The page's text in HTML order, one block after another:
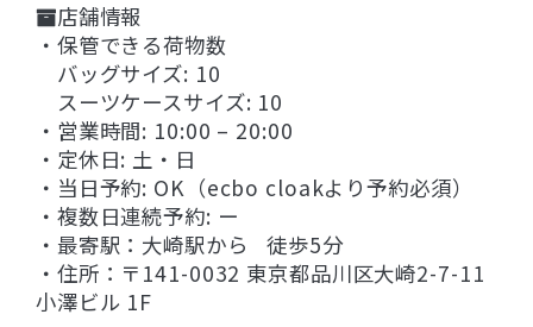
店舗情報
・保管できる荷物数
バッグサイズ: 10
スーツケースサイズ: 10
・営業時間: 10:00 – 20:00
・定休日: 土・日
・当日予約: OK（ecbo cloakより予約必須）
・複数日連続予約: ー
・最寄駅：大崎駅から 徒歩5分
・住所：〒141-0032 東京都品川区大崎2-7-11
小澤ビル 1F